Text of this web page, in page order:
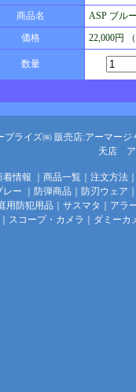
商品名
ASP ブル
価格
22,000円
数量
プライズ㈱ 販売店:アーマージ
天店
着情報 商品一覧｜ 注文方法
レー 防弾商品 防刃ウェア
用防犯用品 サスマタ
アラ
スコープ・カメラ ダミーカ